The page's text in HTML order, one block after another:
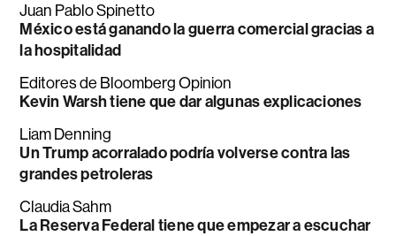
Juan Pablo Spinetto
México está ganando la guerra comercial gracias a
la hospitalidad
Editores de Bloomberg Opinion
Kevin Warsh tiene que dar algunas explicaciones
Liam Denning
Un Trump acorralado podría volverse contra las
grandes petroleras
Claudia Sahm
La Reserva Federal tiene que empezar a escuchar